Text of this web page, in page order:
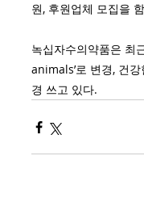
원, 후원업체 모집을
녹십자수의약품은 최
animals’로 변경, 건
경 쓰고 있다.